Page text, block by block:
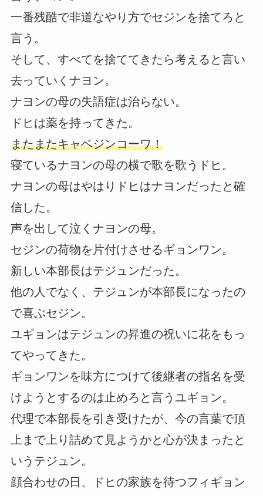
一番残酷で非道なやり方でセジンを捨てろと
言う。
そして、すべてを捨ててきたら考えると言い
去っていくナヨン。
ナヨンの母の失語症は治らない。
ドヒは薬を持ってきた。
またまたキャベジンコーワ！
寝ているナヨンの母の横で歌を歌うドヒ。
ナヨンの母はやはりドヒはナヨンだったと確
信した。
声を出して泣くナヨンの母。
セジンの荷物を片付けさせるギョンワン。
新しい本部長はテジュンだった。
他の人でなく、テジュンが本部長になったの
で喜ぶセジン。
ユギョンはテジュンの昇進の祝いに花をもっ
てやってきた。
ギョンワンを味方につけて後継者の指名を受
けようとするのは止めろと言うユギョン。
代理で本部長を引き受けたが、今の言葉で頂
上まで上り詰めて見ようかと心が決まったと
いうテジュン。
顔合わせの日、ドヒの家族を待つフィギョン